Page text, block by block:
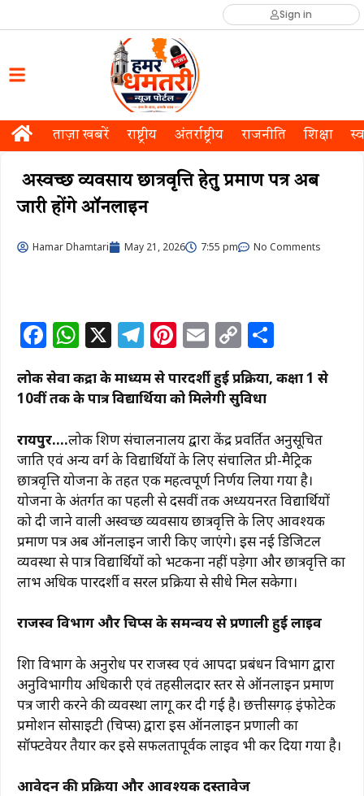
Sign in
ताज़ा खबरें राष्ट्रीय अंतर्राष्ट्रीय राजनीति शिक्षा
अस्वच्छ व्यवसाय छात्रवृत्ति हेतु प्रमाण पत्र अब
जारी होंगे ऑनलाइन
Hamar Dhamtari May 21, 2026 7:55 pm No Comments
F
a
c
e
b
o
o
k
W
at
s
A
p
p
X T
el
e
g
ra
m
Pi
te
re
st
E
m
ai
l
C
o
p
y
Li
n
k
ar
लोक सेवा केंद्रों के माध्यम से पारदर्शी हुई प्रक्रिया, कक्षा 1 से
10वीं तक के पात्र विद्यार्थियों को मिलेगी सुविधा
रायपुर….लोक शिक्षण संचालनालय द्वारा केंद्र प्रवर्तित अनुसूचित
जाति एवं अन्य वर्ग के विद्यार्थियों के लिए संचालित प्री-मैट्रिक
छात्रवृत्ति योजना के तहत एक महत्वपूर्ण निर्णय लिया गया है।
योजना के अंतर्गत कक्षा पहली से दसवीं तक अध्ययनरत विद्यार्थियों
को दी जाने वाली अस्वच्छ व्यवसाय छात्रवृत्ति के लिए आवश्यक
प्रमाण पत्र अब ऑनलाइन जारी किए जाएंगे। इस नई डिजिटल
व्यवस्था से पात्र विद्यार्थियों को भटकना नहीं पड़ेगा और छात्रवृत्ति का
लाभ अधिक पारदर्शी व सरल प्रक्रिया से सीधे मिल सकेगा।
राजस्व विभाग और चिप्स के समन्वय से प्रणाली हुई लाइव
शिक्षा विभाग के अनुरोध पर राजस्व एवं आपदा प्रबंधन विभाग द्वारा
अनुविभागीय अधिकारी एवं तहसीलदार स्तर से ऑनलाइन प्रमाण
पत्र जारी करने की व्यवस्था लागू कर दी गई है। छत्तीसगढ़ इंफोटेक
प्रमोशन सोसाइटी (चिप्स) द्वारा इस ऑनलाइन प्रणाली का
सॉफ्टवेयर तैयार कर इसे सफलतापूर्वक लाइव भी कर दिया गया है।
आवेदन की प्रक्रिया और आवश्यक दस्तावेज